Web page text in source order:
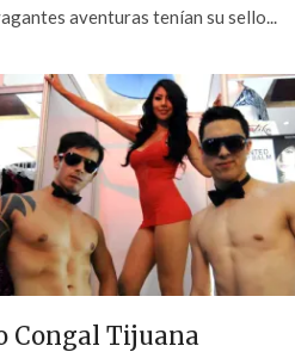
aventuras tenían su sello...
Congal Tijuana